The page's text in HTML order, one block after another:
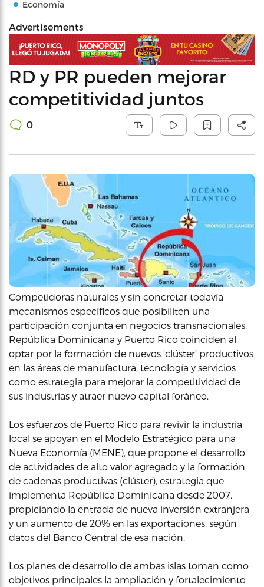
Economía
Advertisements
RD y PR pueden mejorar
competitividad juntos
0
Competidoras naturales y sin concretar todavía
mecanismos específicos que posibiliten una
participación conjunta en negocios transnacionales,
República Dominicana y Puerto Rico coinciden al
optar por la formación de nuevos ‘clúster’ productivos
en las áreas de manufactura, tecnología y servicios
como estrategia para mejorar la competitividad de
sus industrias y atraer nuevo capital foráneo.
Los esfuerzos de Puerto Rico para revivir la industria
local se apoyan en el Modelo Estratégico para una
Nueva Economía (MENE), que propone el desarrollo
de actividades de alto valor agregado y la formación
de cadenas productivas (clúster), estrategia que
implementa República Dominicana desde 2007,
propiciando la entrada de nueva inversión extranjera
y un aumento de 20% en las exportaciones, según
datos del Banco Central de esa nación.
Los planes de desarrollo de ambas islas toman como
objetivos principales la ampliación y fortalecimiento